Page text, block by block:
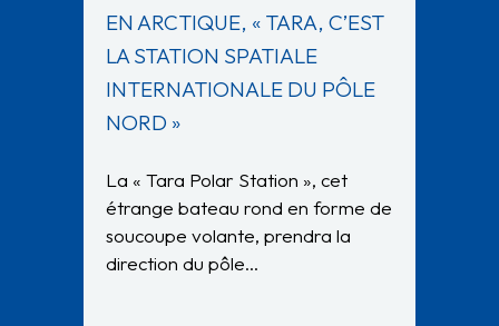
EN ARCTIQUE, « TARA, C’EST
LA STATION SPATIALE
INTERNATIONALE DU PÔLE
NORD »
La « Tara Polar Station », cet
étrange bateau rond en forme de
soucoupe volante, prendra la
direction du pôle…